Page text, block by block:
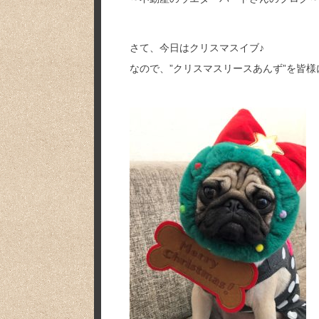
さて、今日はクリスマスイブ♪
なので、”クリスマスリースあんず”を皆